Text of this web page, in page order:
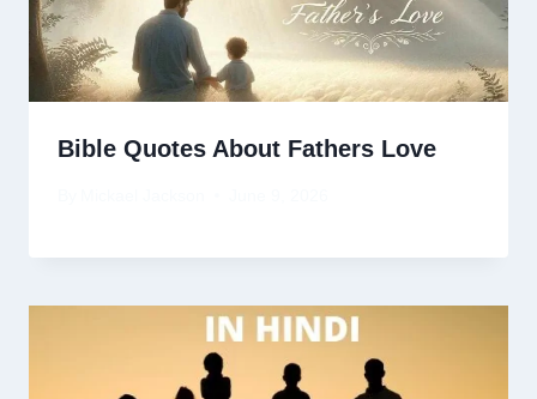
Bible Quotes About Fathers Love